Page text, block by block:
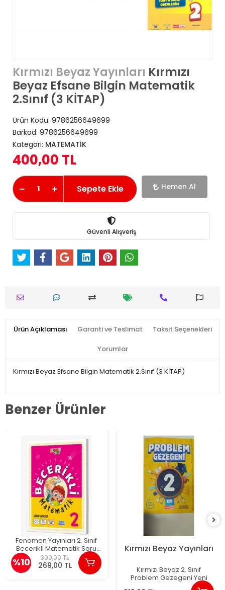
Kırmızı Beyaz Yayınları Kırmızı
Beyaz Efsane Bilgin Matematik
2.Sınıf (3 KİTAP)
Ürün Kodu: 9786256649699
Barkod: 9786256649699
Kategori: MATEMATİK
400,00 TL
Sepete Ekle Hemen Al
Güvenli Alışveriş
Ürün Açıklaması Garanti ve Teslimat Taksit Seçenekleri
Yorumlar
Kırmızı Beyaz Efsane Bilgin Matematik 2.Sınıf (3 KİTAP)
Benzer Ürünler
Fenomen Yayınları 2. Sınıf
Becerikli Matematik Soru
Bankası
%10 300,00 TL
269,00 TL
Kırmızı Beyaz Yayınları
Kırmızı Beyaz 2. Sınıf
Problem Gezegeni Yeni